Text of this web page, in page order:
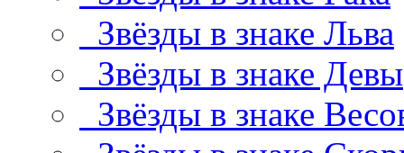
Звёзды в знаке Льва
Звёзды в знаке Девы
Звёзды в знаке